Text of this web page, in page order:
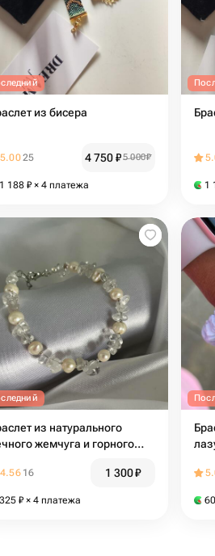
из бисера
5.0025 4 750₽5 000₽
1 188 ₽ × 4 платежа 1
из натурального
жемчуга и горного
4.56 16 1 300₽
325 ₽ × 4 платежа